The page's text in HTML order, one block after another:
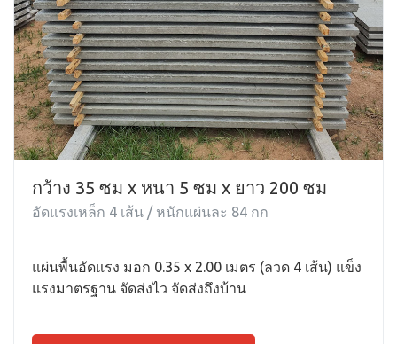
กว้าง 35 ซม x หนา 5 ซม x ยาว 200 ซม
อัดแรงเหล็ก 4 เส้น / หนักแผ่นละ 84 กก
แผ่นพื้นอัดแรง มอก 0.35 x 2.00 เมตร (ลวด 4 เส้น) แข็ง
แรงมาตรฐาน จัดส่งไว จัดส่งถึงบ้าน